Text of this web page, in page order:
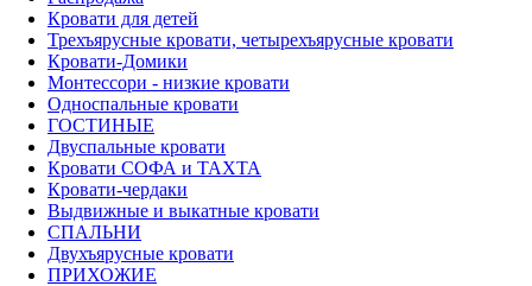
Кровати для детей
Трехъярусные кровати, четырехъярусные кровати
Кровати-Домики
Монтессори - низкие кровати
Односпальные кровати
ГОСТИНЫЕ
Двуспальные кровати
Кровати СОФА и ТАХТА
Кровати-чердаки
Выдвижные и выкатные кровати
СПАЛЬНИ
Двухъярусные кровати
ПРИХОЖИЕ